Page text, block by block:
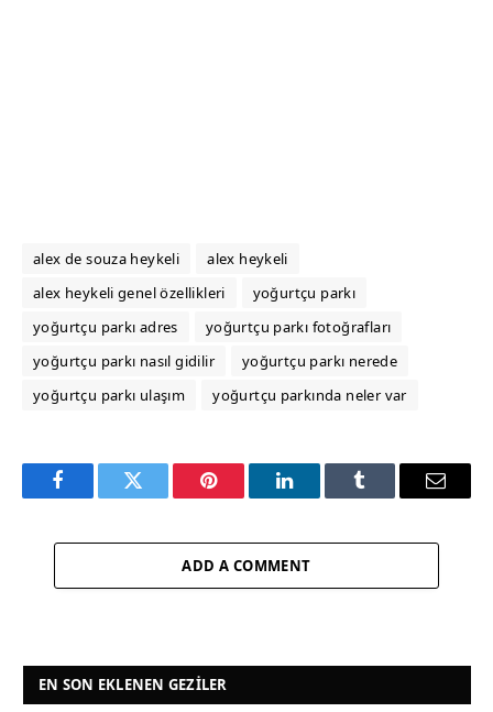
alex de souza heykeli
alex heykeli
alex heykeli genel özellikleri
yoğurtçu parkı
yoğurtçu parkı adres
yoğurtçu parkı fotoğrafları
yoğurtçu parkı nasıl gidilir
yoğurtçu parkı nerede
yoğurtçu parkı ulaşım
yoğurtçu parkında neler var
FacebookTwitter Pinterest LinkedInTumblr Email
ADD A COMMENT
EN SON EKLENEN GEZILER